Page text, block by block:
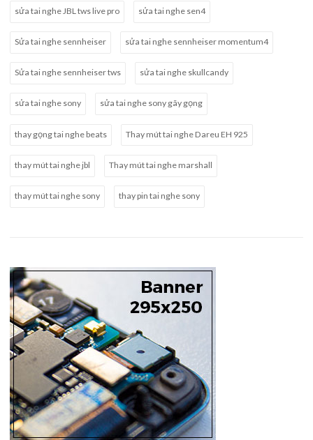
sửa tai nghe JBL tws live pro sửa tai nghe sen4
Sửa tai nghe sennheiser sửa tai nghe sennheiser momentum4
Sửa tai nghe sennheiser tws sửa tai nghe skullcandy
sửa tai nghe sony sửa tai nghe sony gãy gọng
thay gọng tai nghe beats Thay mút tai nghe Dareu EH 925
thay mút tai nghe jbl Thay mút tai nghe marshall
thay mút tai nghe sony thay pin tai nghe sony